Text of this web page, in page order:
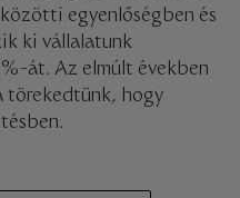
egyenlőségben és
ki vállalatunk
át. Az elmúlt években
törekedtünk, hogy